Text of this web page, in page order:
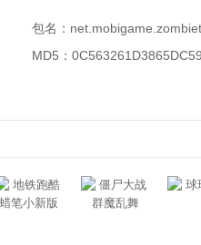
包名：
MD5：